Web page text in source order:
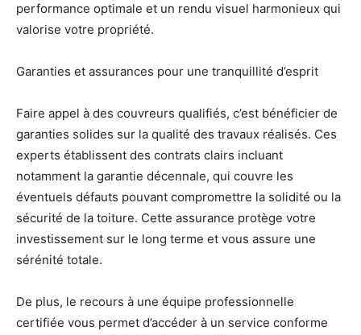
performance optimale et un rendu visuel harmonieux qui
valorise votre propriété.
Garanties et assurances pour une tranquillité d’esprit
Faire appel à des couvreurs qualifiés, c’est bénéficier de
garanties solides sur la qualité des travaux réalisés. Ces
experts établissent des contrats clairs incluant
notamment la garantie décennale, qui couvre les
éventuels défauts pouvant compromettre la solidité ou la
sécurité de la toiture. Cette assurance protège votre
investissement sur le long terme et vous assure une
sérénité totale.
De plus, le recours à une équipe professionnelle
certifiée vous permet d’accéder à un service conforme